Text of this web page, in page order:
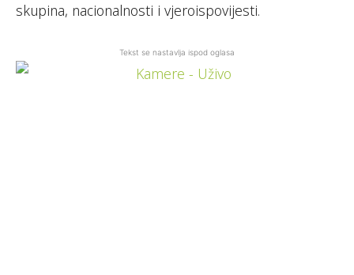
skupina, nacionalnosti i vjeroispovijesti.
Tekst se nastavlja ispod oglasa